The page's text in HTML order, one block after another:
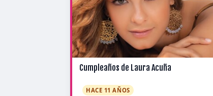
Cumpleaños de Laura Acuña
HACE 11 AÑOS